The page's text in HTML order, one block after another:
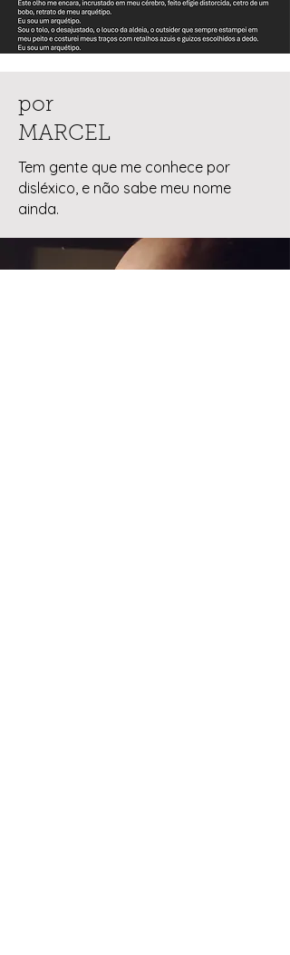
por
MARCEL
Tem gente que me conhece por
disléxico, e não sabe meu nome
ainda.